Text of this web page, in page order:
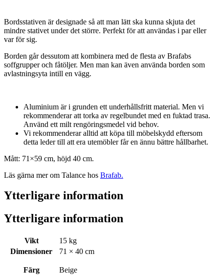
Bordsstativen är designade så att man lätt ska kunna skjuta det
mindre stativet under det större. Perfekt för att användas i par eller
var för sig.
Borden går dessutom att kombinera med de flesta av Brafabs
soffgrupper och fåtöljer. Men man kan även använda borden som
avlastningsyta intill en vägg.
Aluminium är i grunden ett underhållsfritt material. Men vi
rekommenderar att torka av regelbundet med en fuktad trasa.
Använd ett milt rengöringsmedel vid behov.
Vi rekommenderar alltid att köpa till möbelskydd eftersom
detta leder till att era utemöbler får en ännu bättre hållbarhet.
Mått: 71×59 cm, höjd 40 cm.
Läs gärna mer om Talance hos Brafab.
Ytterligare information
Ytterligare information
Vikt
15 kg
Dimensioner
71 × 40 cm
Färg Beige